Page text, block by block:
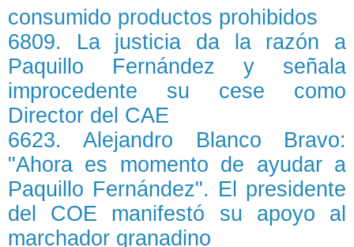
consumido productos prohibidos
6809. La justicia da la razón a
Paquillo Fernández y señala
improcedente su cese como
Director del CAE
6623. Alejandro Blanco Bravo:
"Ahora es momento de ayudar a
Paquillo Fernández". El presidente
del COE manifestó su apoyo al
marchador granadino